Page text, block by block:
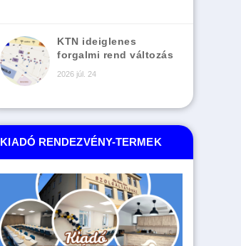
KTN ideiglenes
forgalmi rend változás
2026 júl. 24
KIADÓ RENDEZVÉNY-TERMEK